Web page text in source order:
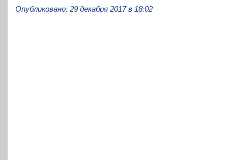
Опубликовано: 29 декабря 2017 в 18:02